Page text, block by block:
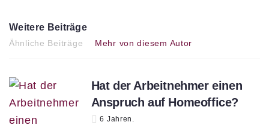
Weitere Beiträge
Ähnliche Beiträge Mehr von diesem Autor
Hat der Arbeitnehmer einen
Anspruch auf Homeoffice?
6 Jahren.